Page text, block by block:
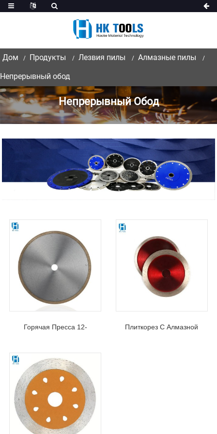
Дом Продукты Лезвия пилы Алмазные пилы
Непрерывный обод
Непрерывный Обод
Горячая Пресса 12-
Алмазная Пила Для Стекла
Керамической Плитки Для
Сухой Резки
Плиткорез С Алмазной